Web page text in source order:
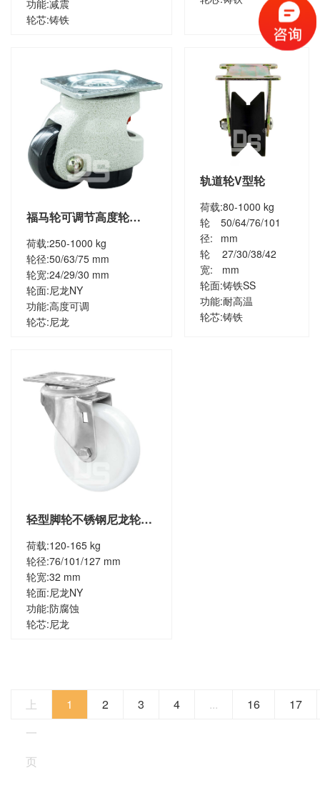
功能:减震
轮芯:铸铁
福马轮可调节高度轮
（DS80冲压底板）
荷载:250-1000 kg
轮径:50/63/75 mm
轮宽:24/29/30 mm
轮面:尼龙NY
功能:高度可调
轮芯:尼龙
轨道轮V型轮
荷载:80-1000 kg
轮
径:
50/64/76/101
mm
轮
宽:
27/30/38/42
mm
轮面:铸铁SS
功能:耐高温
轮芯:铸铁
轻型脚轮不锈钢尼龙轮万
向脚轮（DS20系列）
荷载:120-165 kg
轮径:76/101/127 mm
轮宽:32 mm
轮面:尼龙NY
功能:防腐蚀
轮芯:尼龙
上
一
页
1 2 3 4 ... 16 17